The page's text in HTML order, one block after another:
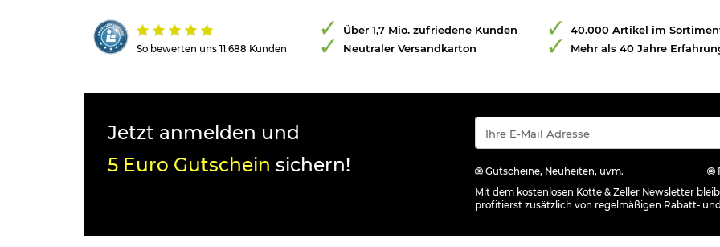
So bewerten uns 11.688 Kunden
Über 1,7 Mio. zufriedene Kunden
Neutraler Versandkarton
40.000 Artikel im
Mehr als 40 Jahre
Jetzt anmelden und
5 Euro Gutschein sichern! Gutscheine, Neuheiten, uvm.
Mit dem kostenlosen Kotte & Zeller Newsletter
profitierst zusätzlich von regelmäßigen Rabatt-